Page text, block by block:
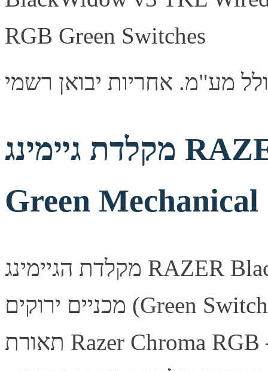
מקלדת גיימינג RAZER BlackWidow V4 X
Green
מקלדת הגיימינג RAZER BlackWidow V4 X משלבת מתגים
מכניים ירוקים (Green Switches) עם תגובה טקטילית מהירה,
תאורת Razer Chroma RGB מלאה ועיצוב עמיד במיוחד —